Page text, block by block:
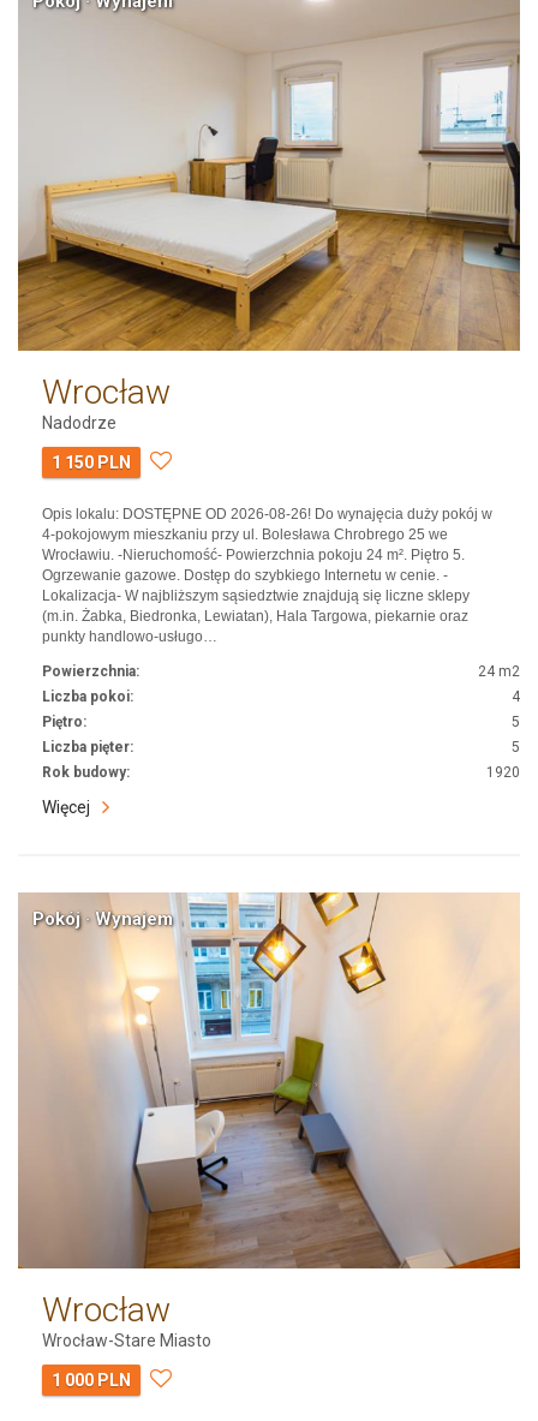
Wrocław
Nadodrze
1 150 PLN
Opis lokalu: DOSTĘPNE OD 2026-08-26! Do wynajęcia duży pokój w
4-pokojowym mieszkaniu przy ul. Bolesława Chrobrego 25 we
Wrocławiu. -Nieruchomość- Powierzchnia pokoju 24 m². Piętro 5.
Ogrzewanie gazowe. Dostęp do szybkiego Internetu w cenie. -
Lokalizacja- W najbliższym sąsiedztwie znajdują się liczne sklepy
(m.in. Żabka, Biedronka, Lewiatan), Hala Targowa, piekarnie oraz
punkty handlowo-usługo…
Powierzchnia:
24 m2
Liczba pokoi:
4
Piętro:
5
Liczba pięter:
5
Rok budowy:
1920
Więcej
Pokój · Wynajem
Wrocław
Wrocław-Stare Miasto
1 000 PLN